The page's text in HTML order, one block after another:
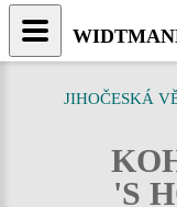
JIHOČESKÁ
'S